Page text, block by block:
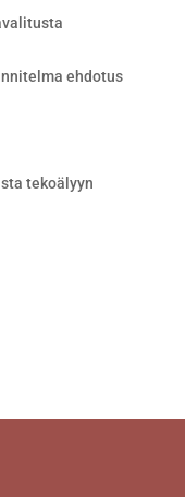
ehdotus
tekoälyyn